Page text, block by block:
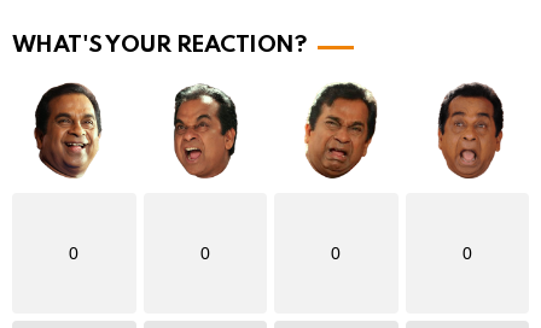
e
WHAT'S YOUR REACTION?
0 0 0 0